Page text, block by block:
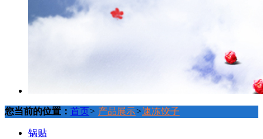
您当前的位置： 首页> 产品展示>速冻饺子
锅贴